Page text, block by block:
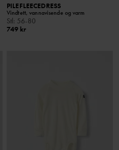
PILEFLEECEDRESS
Vindtett, vannavisende og varm
Stl: 56-80
749 kr